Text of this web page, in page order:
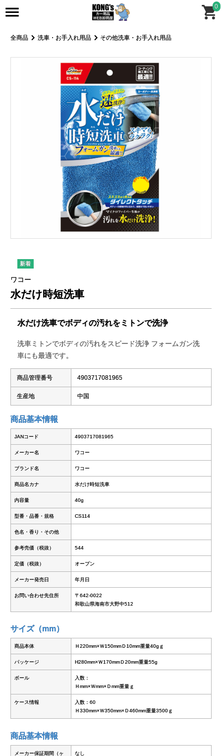
0
全商品 洗車・お手入れ用品 その他洗車・お手入れ用品
ワコー
水だけ時短洗車
水だけ洗車でボディの汚れをミトンで洗浄
洗車ミトンでボディの汚れをスピード洗浄 フォームガン洗
車にも最適です。
商品管理番号 4903717081965
生産地 中国
商品基本情報
JANコード 4903717081965
メーカー名 ワコー
ブランド名 ワコー
商品名カナ 水だけ時短洗車
内容量 40g
型番・品番・規格 CS114
色名・香り・その他
参考売価（税抜） 544
定価（税抜） オープン
メーカー発売日 年月日
お問い合わせ先住所
〒642-0022
和歌山県海南市大野中512
サイズ（mm）
商品本体 Ｈ220mm×Ｗ150mmＤ10mm重量40gｇ
パッケージ H280mm×Ｗ170mmＤ20mm重量55g
ボール
入数：
Ｈmm×Ｗmm×Ｄmm重量ｇ
ケース情報
入数：60
Ｈ330mm×Ｗ350mm×Ｄ460mm重量3500ｇ
商品基本情報
メーカー保証期間（ヶ
なし